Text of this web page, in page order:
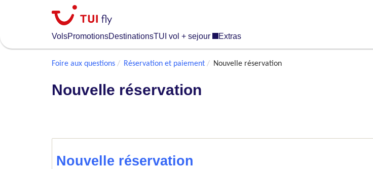
content
VolsPromotionsDestinationsTUI vol + sejour Extras
Foire aux questions Réservation et paiement Nouvelle réservation
Nouvelle réservation
Nouvelle réservation